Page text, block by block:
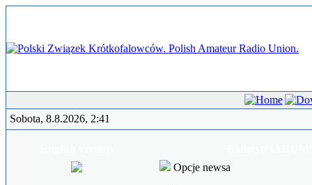
Sobota, 8.8.2026, 2:41
Opcje newsa